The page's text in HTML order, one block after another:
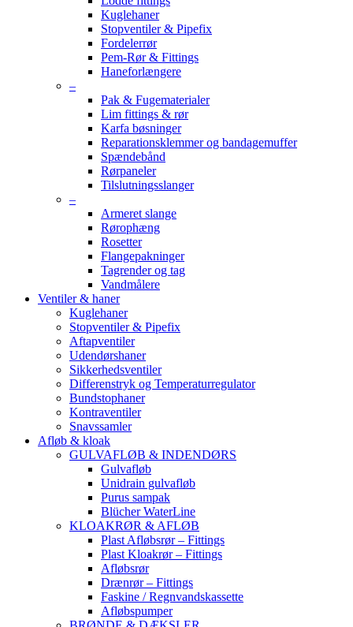
Kuglehaner
Stopventiler & Pipefix
Fordelerrør
Pem-Rør & Fittings
Haneforlængere
–
Pak & Fugematerialer
Lim fittings & rør
Karfa bøsninger
Reparationsklemmer og bandagemuffer
Spændebånd
Rørpaneler
Tilslutningsslanger
–
Armeret slange
Rørophæng
Rosetter
Flangepakninger
Tagrender og tag
Vandmålere
Ventiler & haner
Kuglehaner
Stopventiler & Pipefix
Aftapventiler
Udendørshaner
Sikkerhedsventiler
Differenstryk og Temperaturregulator
Bundstophaner
Kontraventiler
Snavssamler
Afløb & kloak
GULVAFLØB & INDENDØRS
Gulvafløb
Unidrain gulvafløb
Purus sampak
Blücher WaterLine
KLOAKRØR & AFLØB
Plast Afløbsrør – Fittings
Plast Kloakrør – Fittings
Afløbsrør
Drænrør – Fittings
Faskine / Regnvandskassette
Afløbspumper